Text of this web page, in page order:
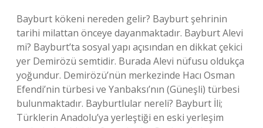
Bayburt kökeni nereden gelir? Bayburt şehrinin
tarihi milattan önceye dayanmaktadır. Bayburt Alevi
mi? Bayburt’ta sosyal yapı açısından en dikkat çekici
yer Demirözü semtidir. Burada Alevi nüfusu oldukça
yoğundur. Demirözü’nün merkezinde Hacı Osman
Efendi’nin türbesi ve Yanbaksı’nın (Güneşli) türbesi
bulunmaktadır. Bayburtlular nereli? Bayburt İli;
Türklerin Anadolu’ya yerleştiği en eski yerleşim